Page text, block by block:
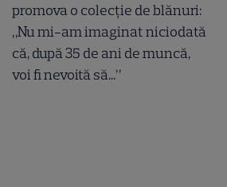
promova o colecție de blănuri:
„Nu mi-am imaginat niciodată
că, după 35 de ani de muncă,
voi fi nevoită să...”